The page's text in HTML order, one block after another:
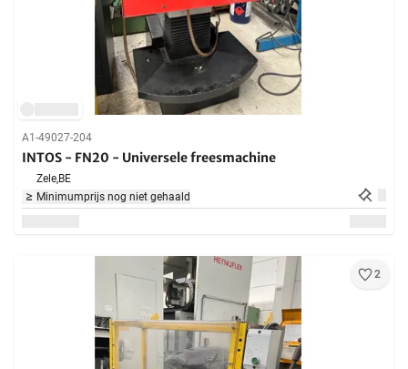
A1-49027-204
INTOS - FN20 - Universele freesmachine
Zele,BE
Minimumprijs nog niet gehaald
2